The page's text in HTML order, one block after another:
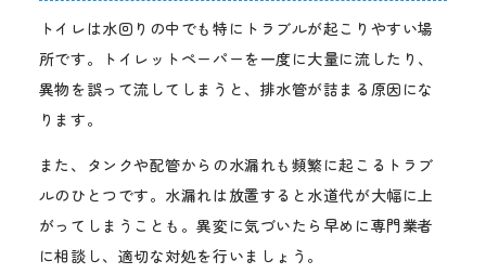
トイレは水回りの中でも特にトラブルが起こりやすい場
所です。トイレットペーパーを一度に大量に流したり、
異物を誤って流してしまうと、排水管が詰まる原因にな
ります。
また、タンクや配管からの水漏れも頻繁に起こるトラブ
ルのひとつです。水漏れは放置すると水道代が大幅に上
がってしまうことも。異変に気づいたら早めに専門業者
に相談し、適切な対処を行いましょう。